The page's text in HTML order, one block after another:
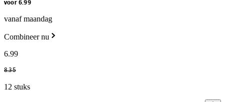
voor 6.99
vanaf maandag
Combineer nu
6.99
8.35
12 stuks